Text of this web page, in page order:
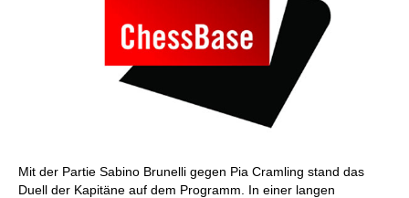
Mit der Partie Sabino Brunelli gegen Pia Cramling stand das
Duell der Kapitäne auf dem Programm. In einer langen